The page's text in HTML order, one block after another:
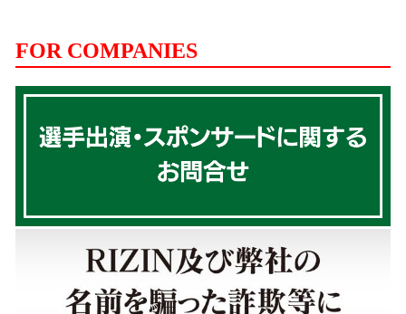
FOR COMPANIES